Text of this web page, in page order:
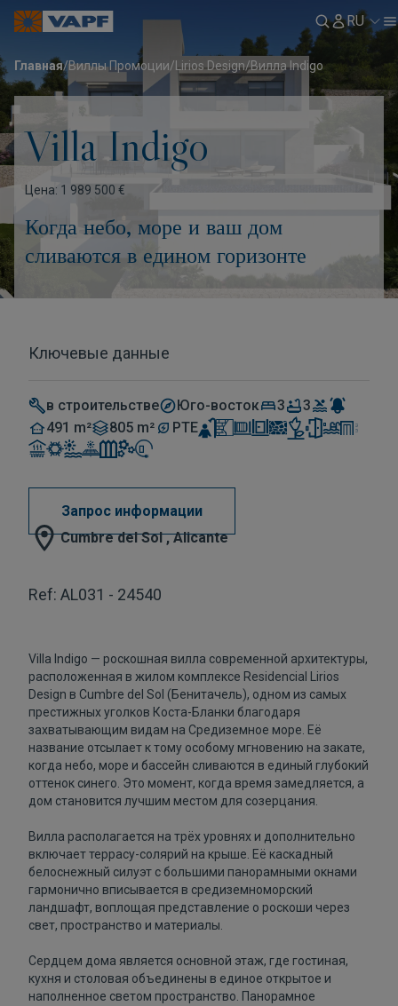
RU
Главная/Виллы Промоции/ Lirios Design/Вилла Indigo
Villa Indigo
Цена: 1 989 500 €
Когда небо, море и ваш дом
сливаются в едином горизонте
Ключевые данные
в строительстве Юго-восток 3
3
491 m²
805 m² PTE
Запрос информации
Cumbre del Sol , Alicante
Ref: AL031 - 24540
Villa Indigo — роскошная вилла современной архитектуры,
расположенная в жилом комплексе Residencial Lirios
Design в Cumbre del Sol (Бенитачель), одном из самых
престижных уголков Коста-Бланки благодаря
захватывающим видам на Средиземное море. Её
название отсылает к тому особому мгновению на закате,
когда небо, море и бассейн сливаются в единый глубокий
оттенок синего. Это момент, когда время замедляется, а
дом становится лучшим местом для созерцания.
Вилла располагается на трёх уровнях и дополнительно
включает террасу-солярий на крыше. Её каскадный
белоснежный силуэт с большими панорамными окнами
гармонично вписывается в средиземноморский
ландшафт, воплощая представление о роскоши через
свет, пространство и материалы.
Сердцем дома является основной этаж, где гостиная,
кухня и столовая объединены в единое открытое и
наполненное светом пространство. Панорамное